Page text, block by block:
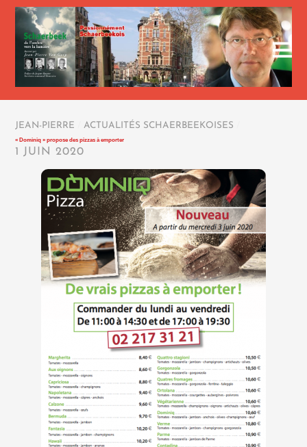
JEAN-PIERRE ACTUALITÉS SCHAERBEEKOISES
« Dominiq » propose des pizzas à emporter
1 JUIN 2020